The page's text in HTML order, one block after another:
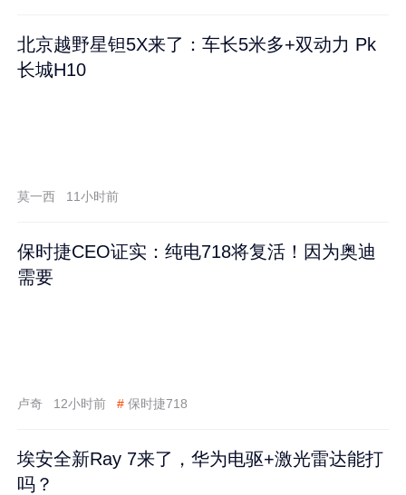
北京越野星钽5X来了：车长5米多+双动力 Pk
长城H10
莫一西 11小时前
保时捷CEO证实：纯电718将复活！因为奥迪
需要
卢奇 12小时前 # 保时捷718
埃安全新Ray 7来了，华为电驱+激光雷达能打
吗？